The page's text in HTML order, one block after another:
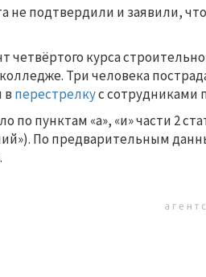
не подтвердили и заявили,
курса
Три человека
в перестрелкус сотрудниками
пунктам «а», «и» части 2
По предварительным